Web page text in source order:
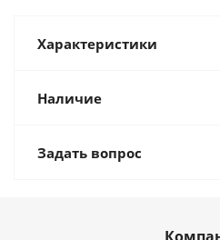
Характеристики
Наличие
Задать вопрос